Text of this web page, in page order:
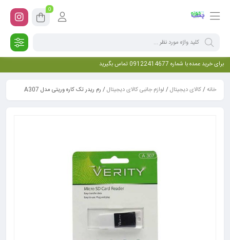
0
برای خرید عمده با شماره 09122414677 تماس بگیرید
خانه/کالای دیجیتال/ لوازم جانبی کالای دیجیتال/ رم ریدر تک کاره وریتی مدل A307